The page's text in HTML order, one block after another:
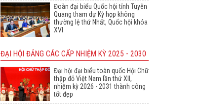
Đoàn đại biểu Quốc hội tỉnh Tuyên
Quang tham dự Kỳ họp không
thường lệ thứ Nhất, Quốc hội khóa
XVI
ĐẠI HỘI ĐẢNG CÁC CẤP NHIỆM KỲ 2025 - 2030
Đại hội đại biểu toàn quốc Hội Chữ
thập đỏ Việt Nam lần thứ XII,
nhiệm kỳ 2026 - 2031 thành công
tốt đẹp